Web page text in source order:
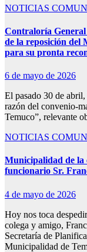
NOTICIAS
Contraloría General
de la reposición del
para su pronta
6 de mayo de 2026
El pasado 30 de
razón del convenio-
Temuco”, relevante
NOTICIAS
Municipalidad de la
funcionario Sr.
4 de mayo de 2026
Hoy nos toca
colega y amigo,
Secretaría de
Municipalidad de